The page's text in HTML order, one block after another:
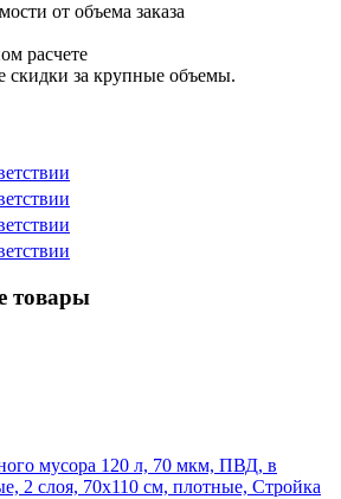
от объема заказа
расчете
скидки за крупные объемы.
товары
мусора 120 л, 70 мкм, ПВД, в
2 слоя, 70x110 см, плотные, Стройка